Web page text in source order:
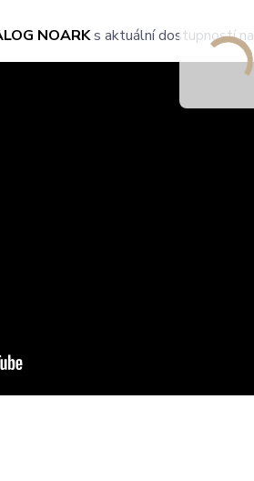
NOARKs aktuální dostupností